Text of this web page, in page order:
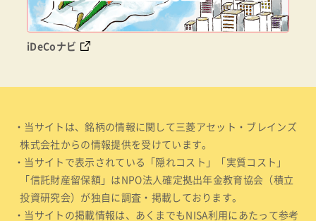
iDeCoナビ
・当サイトは、銘柄の情報に関して三菱アセット・ブレインズ
株式会社からの情報提供を受けています。
・当サイトで表示されている「隠れコスト」「実質コスト」
「信託財産留保額」はNPO法人確定拠出年金教育協会（積立
投資研究会）が独自に調査・掲載しております。
・当サイトの掲載情報は、あくまでもNISA利用にあたって参考